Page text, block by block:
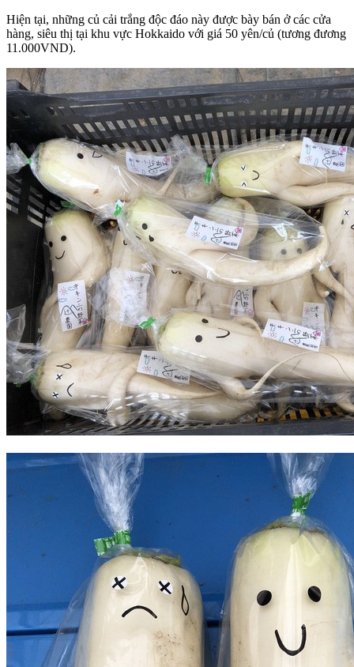
Hiện tại, những củ cải trắng độc đáo này được bày bán ở các cửa
hàng, siêu thị tại khu vực Hokkaido với giá 50 yên/củ (tương đương
11.000VND).